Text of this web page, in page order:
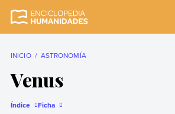
completa y más
INICIO ASTRONOMÍA
Venus
Índice Ficha